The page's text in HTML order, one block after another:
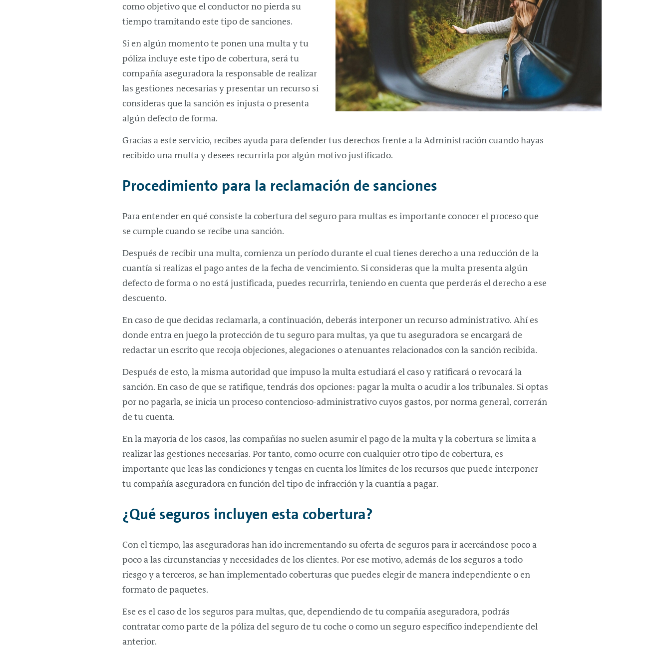
como objetivo que el conductor no pierda su
tiempo tramitando este tipo de sanciones.
Si en algún momento te ponen una multa y tu
póliza incluye este tipo de cobertura, será tu
compañía aseguradora la responsable de realizar
las gestiones necesarias y presentar un recurso si
consideras que la sanción es injusta o presenta
algún defecto de forma.
Gracias a este servicio, recibes ayuda para defender tus derechos frente a la Administración cuando hayas
recibido una multa y desees recurrirla por algún motivo justificado.
Procedimiento para la reclamación de sanciones
Para entender en qué consiste la cobertura del seguro para multas es importante conocer el proceso que
se cumple cuando se recibe una sanción.
Después de recibir una multa, comienza un período durante el cual tienes derecho a una reducción de la
cuantía si realizas el pago antes de la fecha de vencimiento. Si consideras que la multa presenta algún
defecto de forma o no está justificada, puedes recurrirla, teniendo en cuenta que perderás el derecho a ese
descuento.
En caso de que decidas reclamarla, a continuación, deberás interponer un recurso administrativo. Ahí es
donde entra en juego la protección de tu seguro para multas, ya que tu aseguradora se encargará de
redactar un escrito que recoja objeciones, alegaciones o atenuantes relacionados con la sanción recibida.
Después de esto, la misma autoridad que impuso la multa estudiará el caso y ratificará o revocará la
sanción. En caso de que se ratifique, tendrás dos opciones: pagar la multa o acudir a los tribunales. Si optas
por no pagarla, se inicia un proceso contencioso-administrativo cuyos gastos, por norma general, correrán
de tu cuenta.
En la mayoría de los casos, las compañías no suelen asumir el pago de la multa y la cobertura se limita a
realizar las gestiones necesarias. Por tanto, como ocurre con cualquier otro tipo de cobertura, es
importante que leas las condiciones y tengas en cuenta los límites de los recursos que puede interponer
tu compañía aseguradora en función del tipo de infracción y la cuantía a pagar.
¿Qué seguros incluyen esta cobertura?
Con el tiempo, las aseguradoras han ido incrementando su oferta de seguros para ir acercándose poco a
poco a las circunstancias y necesidades de los clientes. Por ese motivo, además de los seguros a todo
riesgo y a terceros, se han implementado coberturas que puedes elegir de manera independiente o en
formato de paquetes.
Ese es el caso de los seguros para multas, que, dependiendo de tu compañía aseguradora, podrás
contratar como parte de la póliza del seguro de tu coche o como un seguro específico independiente del
anterior.